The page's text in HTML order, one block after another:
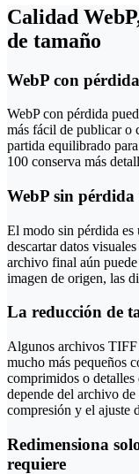
Calidad
de tamaño
WebP con
WebP con pérdida
más fácil de publicar o
partida equilibrado
100 conserva más
WebP sin
El modo sin pérdida es
descartar datos
archivo final aún puede
imagen de origen, las
La reducción de
Algunos archivos
mucho más pequeños
comprimidos o
depende del archivo
compresión y el ajuste
Redimensiona
requiere